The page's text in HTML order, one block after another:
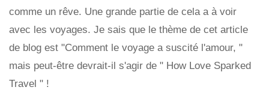
comme un rêve. Une grande partie de cela a à voir
avec les voyages. Je sais que le thème de cet article
de blog est "Comment le voyage a suscité l'amour, "
mais peut-être devrait-il s'agir de " How Love Sparked
Travel " !